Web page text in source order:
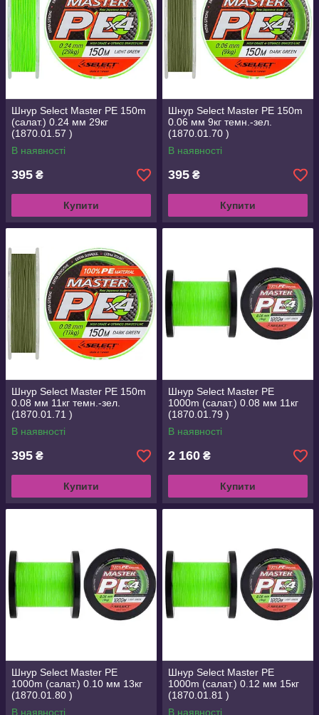
Шнур Select Master PE 150m
(салат.) 0.24 мм 29кг
(1870.01.57 )
В наявності
395 ₴
Купити
Шнур Select Master PE 150m
0.06 мм 9кг темн.-зел.
(1870.01.70 )
В наявності
395 ₴
Купити
Шнур Select Master PE 150m
0.08 мм 11кг темн.-зел.
(1870.01.71 )
В наявності
395 ₴
Купити
Шнур Select Master PE
1000m (салат.) 0.08 мм 11кг
(1870.01.79 )
В наявності
2 160 ₴
Купити
Шнур Select Master PE
1000m (салат.) 0.10 мм 13кг
(1870.01.80 )
В наявності
Шнур Select Master PE
1000m (салат.) 0.12 мм 15кг
(1870.01.81 )
В наявності